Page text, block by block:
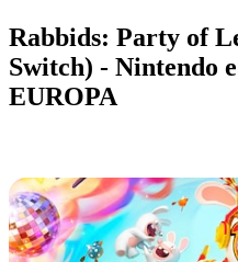
Rabbids: Party of
Switch) - Nintendo
EUROPA